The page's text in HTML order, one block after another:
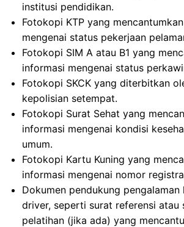
institusi pendidikan.
Fotokopi KTP yang
mengenai status pekerjaan
Fotokopi SIM A atau B1 yang
informasi mengenai status
Fotokopi SKCK yang diterbitkan
kepolisian setempat.
Fotokopi Surat Sehat yang
informasi mengenai kondisi
umum.
Fotokopi Kartu Kuning yang
informasi mengenai nomor
Dokumen pendukung pengalaman
driver, seperti surat referensi atau
pelatihan (jika ada) yang